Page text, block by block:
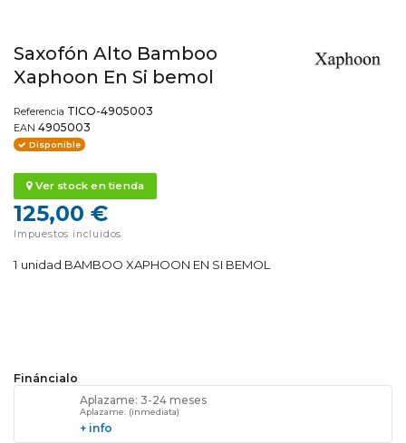
Saxofón Alto Bamboo
Xaphoon En Si bemol
Referencia TICO-4905003
EAN 4905003
Disponible
Ver stock en tienda
125,00 €
Impuestos incluidos
1 unidad BAMBOO XAPHOON EN SI BEMOL
Fináncialo
Aplazame: 3-24 meses
Aplazame: (inmediata)
+ info